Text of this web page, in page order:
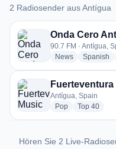
2 Radiosender aus Antígua
2 Radiosender aus
Onda Cero
90.7 FM · Antígua,
Newsradio stations
Spanish
Antígua, Spain
Popradio stations
Top 40radio
Hören Sie 2 Live-